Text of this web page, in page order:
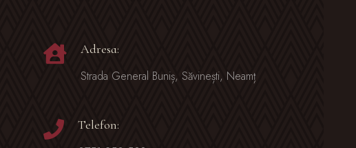
Adresa:
Strada General Buniș, Săvinești, Neamț
Telefon: